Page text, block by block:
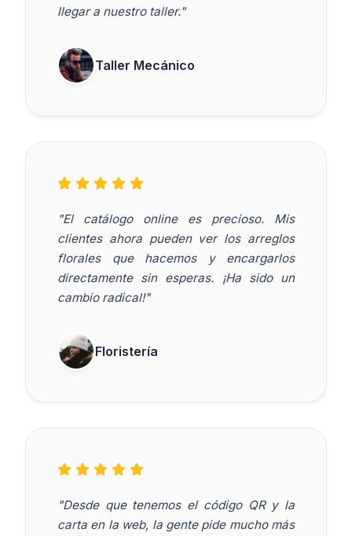
llegar a nuestro taller."
Taller Mecánico
"El catálogo online es precioso. Mis
clientes ahora pueden ver los arreglos
florales que hacemos y encargarlos
directamente sin esperas. ¡Ha sido un
cambio radical!"
Floristería
"Desde que tenemos el código QR y la
carta en la web, la gente pide mucho más